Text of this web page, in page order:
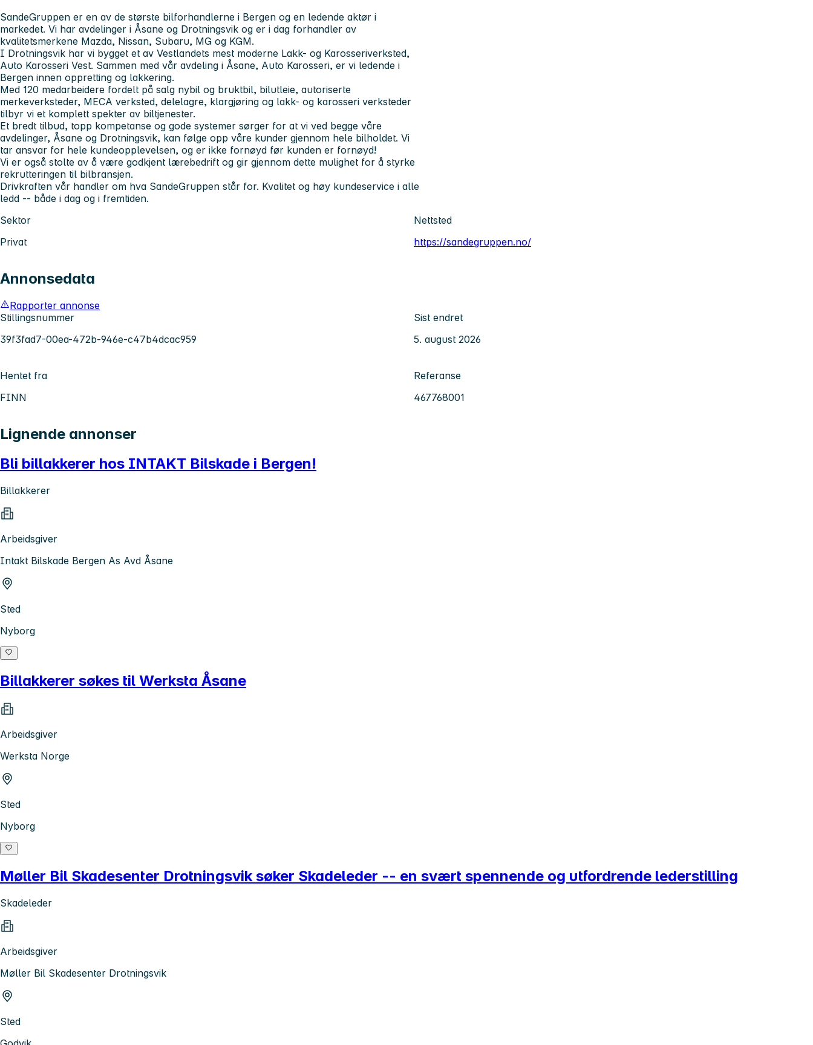
SandeGruppen er en av de største bilforhandlerne i Bergen og en ledende aktør i
markedet. Vi har avdelinger i Åsane og Drotningsvik og er i dag forhandler av
kvalitetsmerkene Mazda, Nissan, Subaru, MG og KGM.
I Drotningsvik har vi bygget et av Vestlandets mest moderne Lakk- og Karosseriverksted,
Auto Karosseri Vest. Sammen med vår avdeling i Åsane, Auto Karosseri, er vi ledende i
Bergen innen oppretting og lakkering.
Med 120 medarbeidere fordelt på salg nybil og bruktbil, bilutleie, autoriserte
merkeverksteder, MECA verksted, delelagre, klargjøring og lakk- og karosseri verksteder
tilbyr vi et komplett spekter av biltjenester.
Et bredt tilbud, topp kompetanse og gode systemer sørger for at vi ved begge våre
avdelinger, Åsane og Drotningsvik, kan følge opp våre kunder gjennom hele bilholdet. Vi
tar ansvar for hele kundeopplevelsen, og er ikke fornøyd før kunden er fornøyd!
Vi er også stolte av å være godkjent lærebedrift og gir gjennom dette mulighet for å styrke
rekrutteringen til bilbransjen.
Drivkraften vår handler om hva SandeGruppen står for. Kvalitet og høy kundeservice i alle
ledd -- både i dag og i fremtiden.
Sektor
Privat
Nettsted
https://sandegruppen.no/
Annonsedata
Rapporter annonse
Stillingsnummer
39f3fad7-00ea-472b-946e-c47b4dcac959
Sist endret
5. august 2026
Hentet fra
FINN
Referanse
467768001
Lignende annonser
Bli billakkerer hos INTAKT Bilskade i Bergen!
Billakkerer
Arbeidsgiver
Intakt Bilskade Bergen As Avd Åsane
Sted
Nyborg
Billakkerer søkes til Werksta Åsane
Arbeidsgiver
Werksta Norge
Sted
Nyborg
Møller Bil Skadesenter Drotningsvik søker Skadeleder -- en svært spennende og utfordrende lederstilling
Skadeleder
Arbeidsgiver
Møller Bil Skadesenter Drotningsvik
Sted